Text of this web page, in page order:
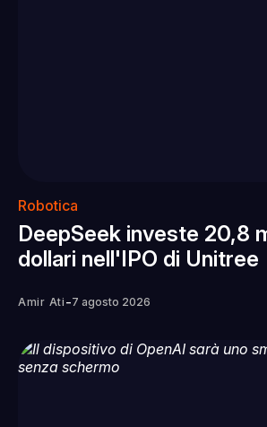
Robotica
DeepSeek investe 20,8
dollari nell'IPO di Unitree
Amir Ati -7 agosto 2026